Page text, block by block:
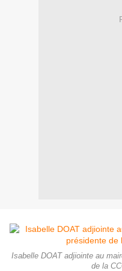
Isabelle DOAT adjiointe au
de la